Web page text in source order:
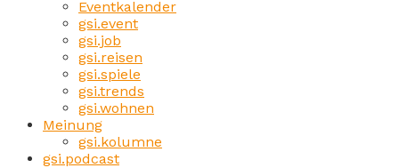
Eventkalender
gsi.event
gsi.job
gsi.reisen
gsi.spiele
gsi.trends
gsi.wohnen
Meinung
gsi.kolumne
gsi.podcast